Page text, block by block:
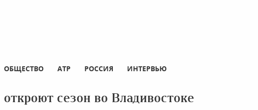
ОБЩЕСТВО АТР РОССИЯ ИНТЕРВЬЮ
сезон во Владивостоке